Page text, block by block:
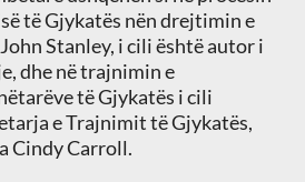
të Gjykatës nën drejtimin e
Stanley, i cili është autor i
dhe në trajnimin e
të Gjykatës i cili
e Trajnimit të Gjykatës,
Cindy Carroll.